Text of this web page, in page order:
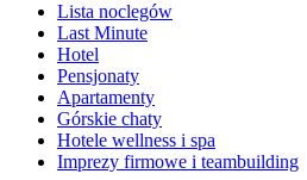
Lista noclegów
Last Minute
Hotel
Pensjonaty
Apartamenty
Górskie chaty
Hotele wellness i spa
Imprezy firmowe i teambuilding